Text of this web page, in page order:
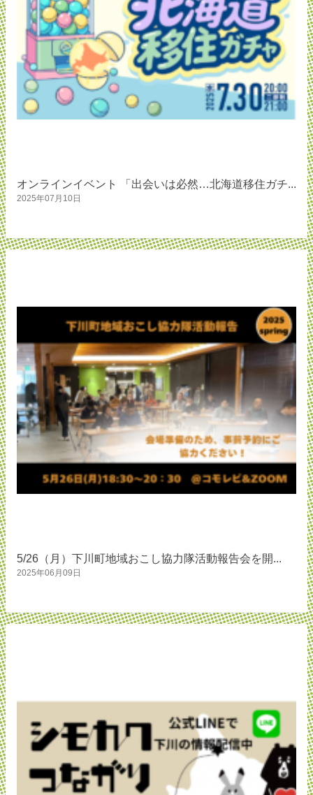
オンラインイベント 「出会いは必然…北海道移住ガチ...
2025年07月10日
5/26（月）下川町地域おこし協力隊活動報告会を開...
2025年06月09日